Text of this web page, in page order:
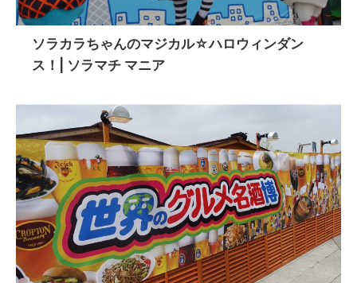
ソラカラちゃんのマジカル☆ハロウィンダン
ス！| ソラマチ マニア